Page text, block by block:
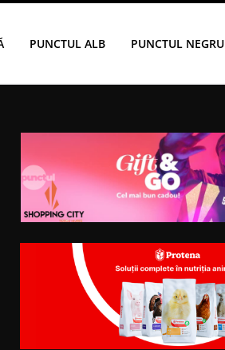
PUNCTUL ALB PUNCTUL NEGRU